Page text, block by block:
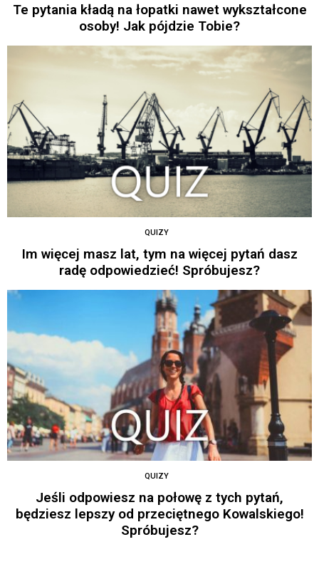
Te pytania kładą na łopatki nawet wykształcone
osoby! Jak pójdzie Tobie?
QUIZY
Im więcej masz lat, tym na więcej pytań dasz
radę odpowiedzieć! Spróbujesz?
QUIZY
Jeśli odpowiesz na połowę z tych pytań,
będziesz lepszy od przeciętnego Kowalskiego!
Spróbujesz?